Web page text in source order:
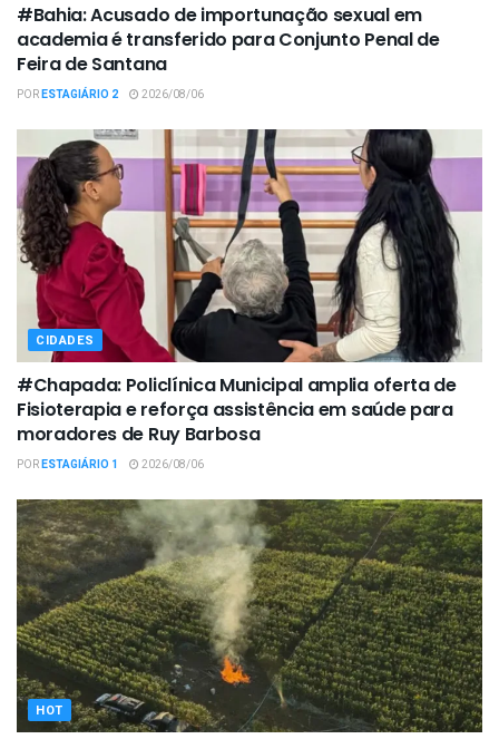
#Bahia: Acusado de importunação sexual em
academia é transferido para Conjunto Penal de
Feira de Santana
PORESTAGIÁRIO 2 2026/08/06
CIDADES
#Chapada: Policlínica Municipal amplia oferta de
Fisioterapia e reforça assistência em saúde para
moradores de Ruy Barbosa
PORESTAGIÁRIO 1 2026/08/06
HOT